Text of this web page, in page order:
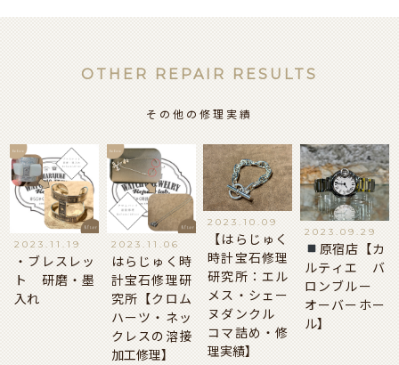
OTHER REPAIR RESULTS
その他の修理実績
2023.11.19
・ブレスレッ
ト 研磨・墨
入れ
2023.11.06
はらじゅく時
計宝石修理研
究所【クロム
ハーツ・ネッ
クレスの溶接
加工修理】
2023.10.09
【はらじゅく
時計宝石修理
研究所：エル
メス・シェー
ヌダンクル
コマ詰め・修
理実績】
2023.09.29
原宿店【カ
ルティエ バ
ロンブルー
オーバーホー
ル】